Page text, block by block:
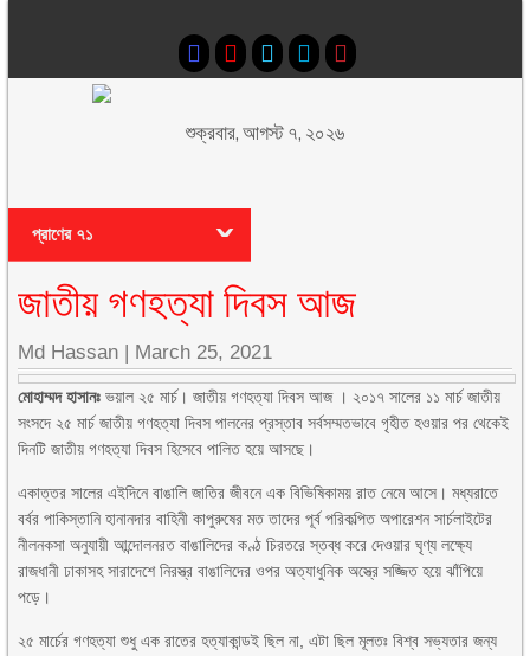
শুক্রবার, আগস্ট ৭, ২০২৬
প্রাণের ৭১
জাতীয় গণহত্যা দিবস আজ
Md Hassan | March 25, 2021
মোহাম্মদ হাসানঃ ভয়াল ২৫ মার্চ। জাতীয় গণহত্যা দিবস আজ । ২০১৭ সালের ১১ মার্চ জাতীয়
সংসদে ২৫ মার্চ জাতীয় গণহত্যা দিবস পালনের প্রস্তাব সর্বসম্মতভাবে গৃহীত হওয়ার পর থেকেই
দিনটি জাতীয় গণহত্যা দিবস হিসেবে পালিত হয়ে আসছে।
একাত্তর সালের এইদিনে বাঙালি জাতির জীবনে এক বিভিষিকাময় রাত নেমে আসে। মধ্যরাতে
বর্বর পাকিস্তানি হানানদার বাহিনী কাপুরুষের মত তাদের পূর্ব পরিকল্পিত অপারেশন সার্চলাইটের
নীলনকসা অনুযায়ী আন্দোলনরত বাঙালিদের কণ্ঠ চিরতরে স্তব্ধ করে দেওয়ার ঘৃণ্য লক্ষ্যে
রাজধানী ঢাকাসহ সারাদেশে নিরস্ত্র বাঙালিদের ওপর অত্যাধুনিক অস্ত্রে সজ্জিত হয়ে ঝাঁপিয়ে
পড়ে।
২৫ মার্চের গণহত্যা শুধু এক রাতের হত্যাকান্ডই ছিল না, এটা ছিল মূলতঃ বিশ্ব সভ্যতার জন্য